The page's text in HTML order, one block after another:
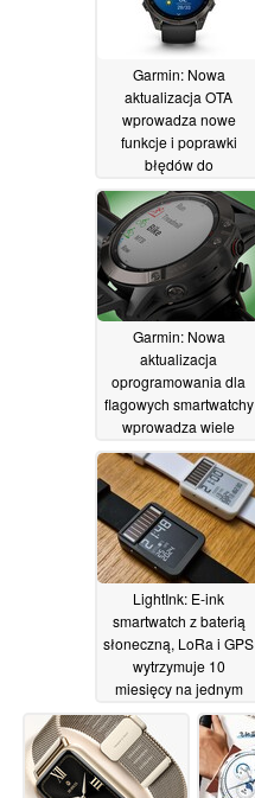
Garmin: Nowa
aktualizacja OTA
wprowadza nowe
funkcje i poprawki
błędów do
smartwatchy22/05/2026
Garmin: Nowa
aktualizacja
oprogramowania dla
flagowych smartwatchy
wprowadza wiele
poprawek błędów i
ulepszeń
20/05/2026
LightInk: E-ink
smartwatch z baterią
słoneczną, LoRa i GPS
wytrzymuje 10
miesięcy na jednym
ładowaniu
17/05/2026